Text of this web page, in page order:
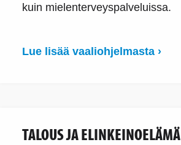
kuin mielenterveyspalveluissa.
Lue lisää vaaliohjelmasta ›
TALOUS JA ELINKEINOELÄMÄ